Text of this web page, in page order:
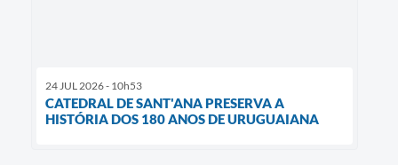
24 JUL 2026 - 10h53
CATEDRAL DE SANT'ANA PRESERVA A
HISTÓRIA DOS 180 ANOS DE URUGUAIANA